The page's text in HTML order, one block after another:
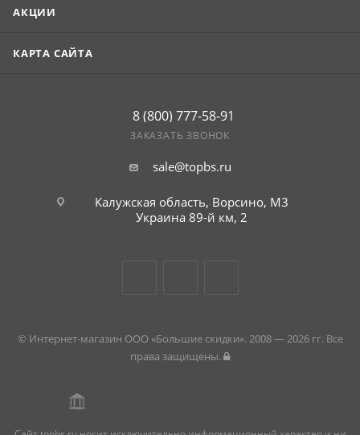
АКЦИИ
КАРТА САЙТА
8 (800) 777-58-91
ЗАКАЗАТЬ ЗВОНОК
sale@topbs.ru
Калужская область, Ворсино, М3
Украина 89-й км, 2
© Интернет-магазин ООО «Большие скидки». 2008 — 2026 гг. Все
права защищены.